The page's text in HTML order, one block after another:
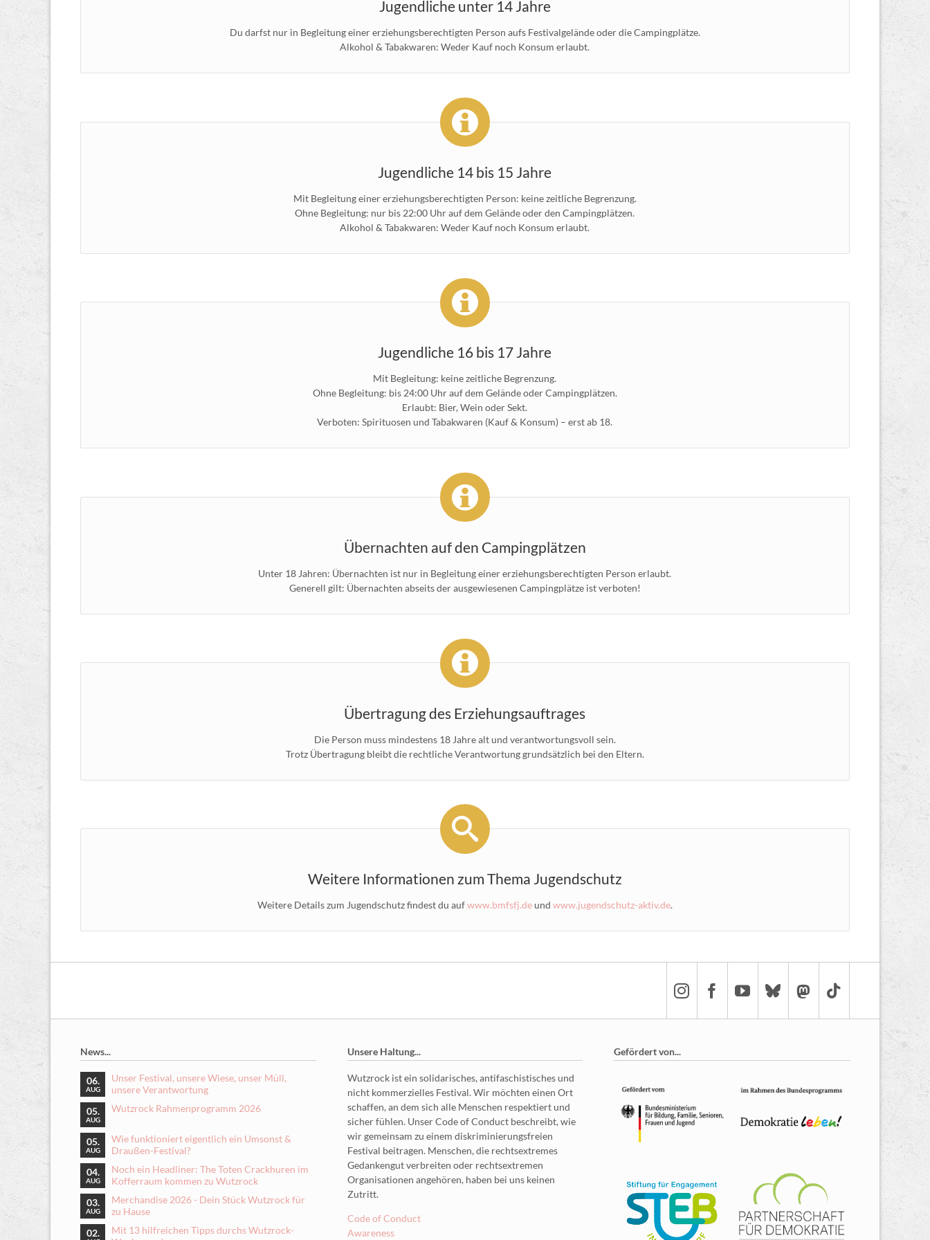
Jugendliche unter 14 Jahre
Du darfst nur in Begleitung einer erziehungsberechtigten Person aufs Festivalgelände oder die Campingplätze.
Alkohol & Tabakwaren: Weder Kauf noch Konsum erlaubt.
Jugendliche 14 bis 15 Jahre
Mit Begleitung einer erziehungsberechtigten Person: keine zeitliche Begrenzung.
Ohne Begleitung: nur bis 22:00 Uhr auf dem Gelände oder den Campingplätzen.
Alkohol & Tabakwaren: Weder Kauf noch Konsum erlaubt.
Jugendliche 16 bis 17 Jahre
Mit Begleitung: keine zeitliche Begrenzung.
Ohne Begleitung: bis 24:00 Uhr auf dem Gelände oder Campingplätzen.
Erlaubt: Bier, Wein oder Sekt.
Verboten: Spirituosen und Tabakwaren (Kauf & Konsum) – erst ab 18.
Übernachten auf den Campingplätzen
Unter 18 Jahren: Übernachten ist nur in Begleitung einer erziehungsberechtigten Person erlaubt.
Generell gilt: Übernachten abseits der ausgewiesenen Campingplätze ist verboten!
Übertragung des Erziehungsauftrages
Die Person muss mindestens 18 Jahre alt und verantwortungsvoll sein.
Trotz Übertragung bleibt die rechtliche Verantwortung grundsätzlich bei den Eltern.
Weitere Informationen zum Thema Jugendschutz
Weitere Details zum Jugendschutz findest du aufwww.bmfsfj.deund www.jugendschutz-aktiv.de.
News...
06.
AUG
Unser Festival, unsere Wiese, unser Müll,
unsere Verantwortung
05.
AUG
Wutzrock Rahmenprogramm 2026
05.
AUG
Wie funktioniert eigentlich ein Umsonst &
Draußen-Festival?
04.
AUG
Noch ein Headliner: The Toten Crackhuren im
Kofferraum kommen zu Wutzrock
03.
AUG
Merchandise 2026 - Dein Stück Wutzrock für
zu Hause
02.
Mit 13 hilfreichen Tipps durchs Wutzrock-
Unsere Haltung...
Wutzrock ist ein solidarisches, antifaschistisches und
nicht kommerzielles Festival. Wir möchten einen Ort
schaffen, an dem sich alle Menschen respektiert und
sicher fühlen. Unser Code of Conduct beschreibt, wie
wir gemeinsam zu einem diskriminierungsfreien
Festival beitragen. Menschen, die rechtsextremes
Gedankengut verbreiten oder rechtsextremen
Organisationen angehören, haben bei uns keinen
Zutritt.
Code of Conduct
Awareness
Gefördert von...